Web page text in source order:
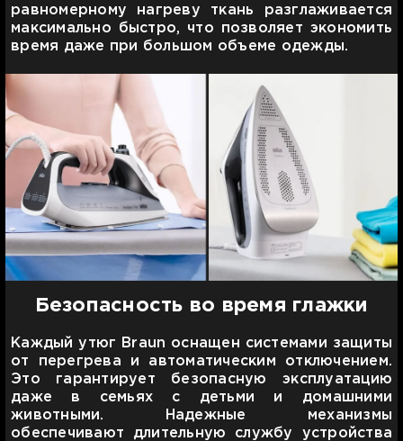
равномерному нагреву ткань разглаживается
максимально быстро, что позволяет экономить
время даже при большом объеме одежды.
Безопасность во время глажки
Каждый утюг Braun оснащен системами защиты
от перегрева и автоматическим отключением.
Это гарантирует безопасную эксплуатацию
даже в семьях с детьми и домашними
животными. Надежные механизмы
обеспечивают длительную службу устройства